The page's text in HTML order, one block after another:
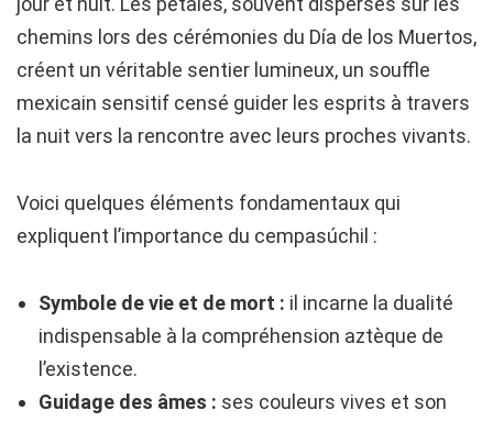
chemins lors des cérémonies du Día de los Muertos,
créent un véritable sentier lumineux, un souffle
mexicain sensitif censé guider les esprits à travers
la nuit vers la rencontre avec leurs proches vivants.
Voici quelques éléments fondamentaux qui
expliquent l’importance du cempasúchil :
Symbole de vie et de mort : il incarne la dualité
indispensable à la compréhension aztèque de
l’existence.
Guidage des âmes : ses couleurs vives et son